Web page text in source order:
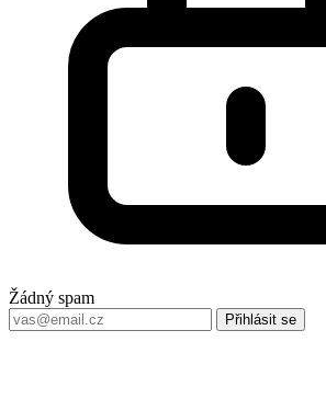
Žádný spam
Přihlásit se